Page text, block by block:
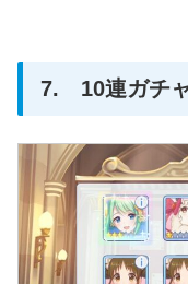
7. 10連ガチ